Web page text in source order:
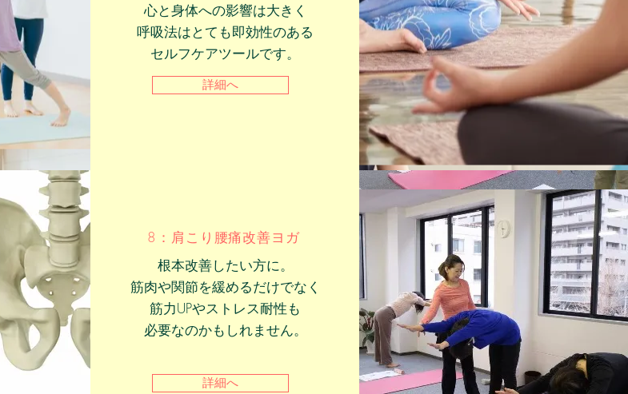
心と身体への影響は大きく
​呼吸法はとても即効性のある
セルフケアツールです。
詳細へ
8：肩こり腰痛改善ヨガ
根本改善したい方に。
筋肉や関節を緩めるだけでなく
筋力UPやストレス耐性も
​必要なのかもしれません。
詳細へ